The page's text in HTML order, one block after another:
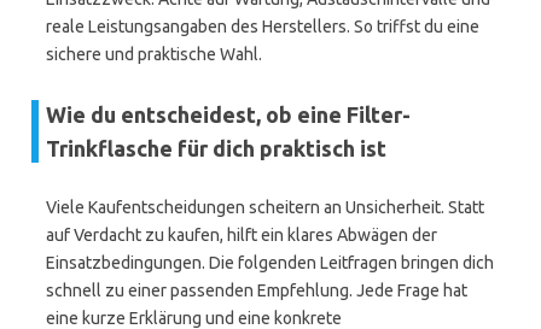
reale Leistungsangaben des Herstellers. So triffst du eine
sichere und praktische Wahl.
Wie du entscheidest, ob eine Filter-
Trinkflasche für dich praktisch ist
Viele Kaufentscheidungen scheitern an Unsicherheit. Statt
auf Verdacht zu kaufen, hilft ein klares Abwägen der
Einsatzbedingungen. Die folgenden Leitfragen bringen dich
schnell zu einer passenden Empfehlung. Jede Frage hat
eine kurze Erklärung und eine konkrete